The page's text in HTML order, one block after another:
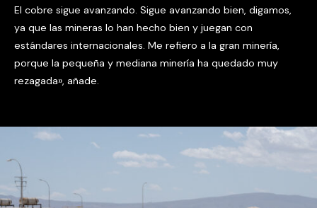
El cobre sigue avanzando. Sigue avanzando bien, digamos,
ya que las mineras lo han hecho bien y juegan con
estándares internacionales. Me refiero a la gran minería,
porque la pequeña y mediana minería ha quedado muy
rezagada», añade.